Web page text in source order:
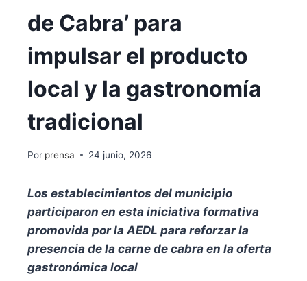
de Cabra’ para
impulsar el producto
local y la gastronomía
tradicional
Por prensa 24 junio, 2026
Los establecimientos del municipio
participaron en esta iniciativa formativa
promovida por la AEDL para reforzar la
presencia de la carne de cabra en la oferta
gastronómica local